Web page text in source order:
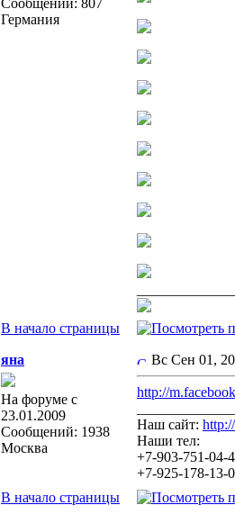
Сообщений: 807
Германия
В начало страницы
яна
На форуме с
23.01.2009
Сообщений: 1938
Москва
Вс Сен 01,
http://
Наш сайт:
Наши тел:
+7-903-751-04-
+7-925-178-13-
В начало страницы